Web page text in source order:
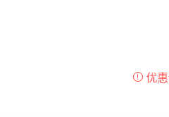
Skinstore直邮